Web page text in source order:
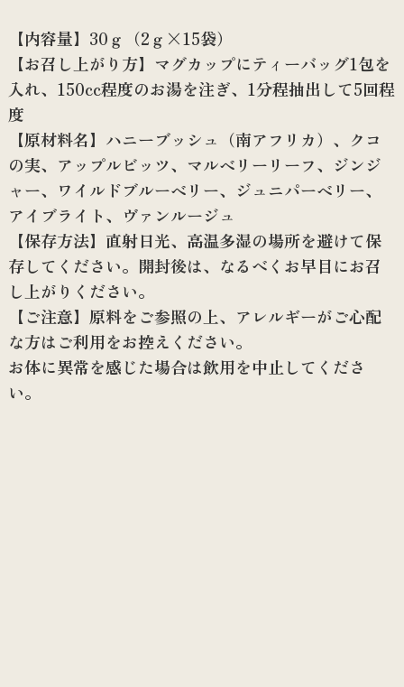
【内容量】30ｇ（2ｇ×15袋）
【お召し上がり方】マグカップにティーバッグ1包を
入れ、150cc程度のお湯を注ぎ、1分程抽出して5回程
度
【原材料名】ハニーブッシュ（南アフリカ）、クコ
の実、アップルビッツ、マルベリーリーフ、ジンジ
ャー、ワイルドブルーベリー、ジュニパーベリー、
アイブライト、ヴァンルージュ
【保存方法】直射日光、高温多湿の場所を避けて保
存してください。開封後は、なるべくお早目にお召
し上がりください。
【ご注意】原料をご参照の上、アレルギーがご心配
な方はご利用をお控えください。
お体に異常を感じた場合は飲用を中止してくださ
い。